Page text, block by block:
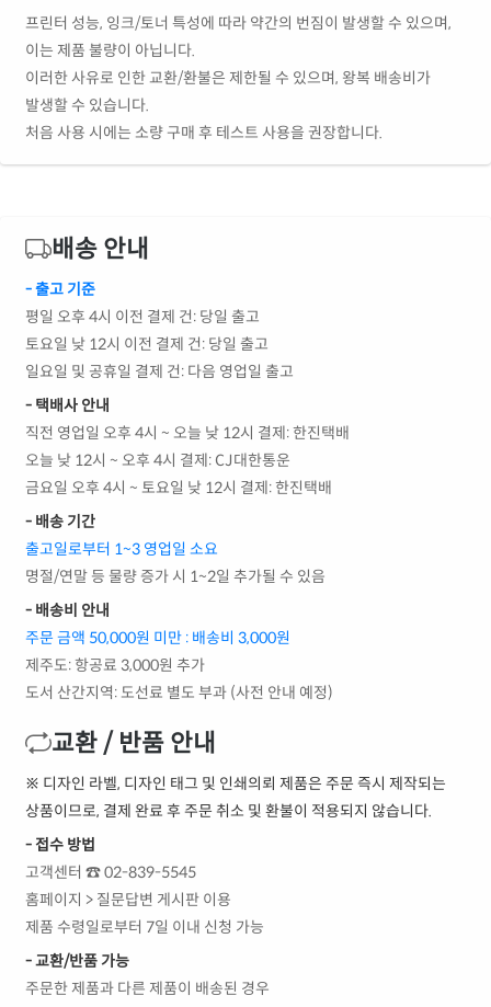
프린터 성능, 잉크/토너 특성에 따라 약간의 번짐이 발생할 수 있으며,
이는 제품 불량이 아닙니다.
이러한 사유로 인한 교환/환불은 제한될 수 있으며, 왕복 배송비가
발생할 수 있습니다.
처음 사용 시에는 소량 구매 후 테스트 사용을 권장합니다.
배송 안내
- 출고 기준
평일 오후 4시 이전 결제 건: 당일 출고
토요일 낮 12시 이전 결제 건: 당일 출고
일요일 및 공휴일 결제 건: 다음 영업일 출고
- 택배사 안내
직전 영업일 오후 4시 ~ 오늘 낮 12시 결제: 한진택배
오늘 낮 12시 ~ 오후 4시 결제: CJ대한통운
금요일 오후 4시 ~ 토요일 낮 12시 결제: 한진택배
- 배송 기간
출고일로부터 1~3 영업일 소요
명절/연말 등 물량 증가 시 1~2일 추가될 수 있음
- 배송비 안내
주문 금액 50,000원 미만 : 배송비 3,000원
제주도: 항공료 3,000원 추가
도서 산간지역: 도선료 별도 부과 (사전 안내 예정)
교환 / 반품 안내
※ 디자인 라벨, 디자인 태그 및 인쇄의뢰 제품은 주문 즉시 제작되는
상품이므로, 결제 완료 후 주문 취소 및 환불이 적용되지 않습니다.
- 접수 방법
고객센터 ☎ 02-839-5545
홈페이지 > 질문답변 게시판 이용
제품 수령일로부터 7일 이내 신청 가능
- 교환/반품 가능
주문한 제품과 다른 제품이 배송된 경우